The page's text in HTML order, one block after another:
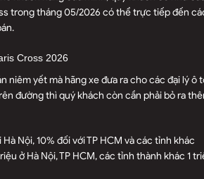
trong tháng 05/2026 có thể trực tiếp đến
Cross 2026
niêm yết mà hãng xe đưa ra cho các đại lý ô
đường thì quý khách còn cần phải bỏ ra
Hà Nội, 10% đối với TP HCM và các tỉnh khác
ở Hà Nội, TP HCM, các tỉnh thành khác 1